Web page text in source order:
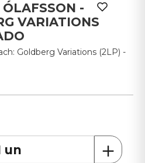
-
VARIATIONS
Goldberg Variations (2LP) -
＋